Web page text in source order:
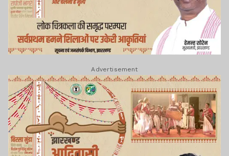
Advertisement